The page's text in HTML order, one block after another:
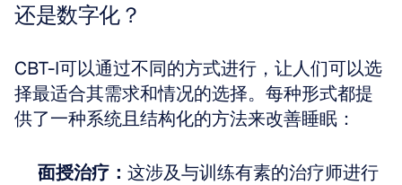
还是数字化？
CBT-I可以通过不同的方式进行，让人们可以选
择最适合其需求和情况的选择。每种形式都提
供了一种系统且结构化的方法来改善睡眠：
面授治疗： 这涉及与训练有素的治疗师进行